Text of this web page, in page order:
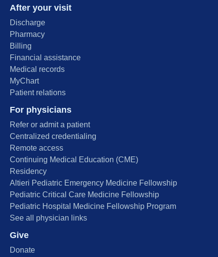
After your visit
Discharge
Pharmacy
Billing
Financial assistance
Medical records
MyChart
Patient relations
For physicians
Refer or admit a patient
Centralized credentialing
Remote access
Continuing Medical Education (CME)
Residency
Altieri Pediatric Emergency Medicine Fellowship
Pediatric Critical Care Medicine Fellowship
Pediatric Hospital Medicine Fellowship Program
See all physician links
Give
Donate